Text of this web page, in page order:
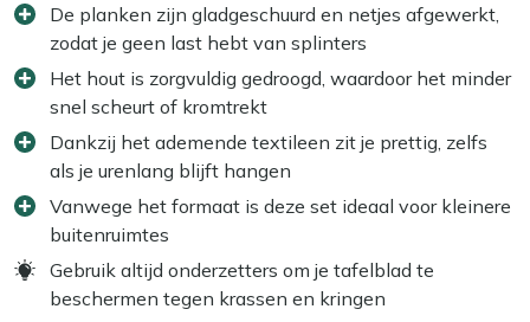
De planken zijn gladgeschuurd en netjes afgewerkt,
zodat je geen last hebt van splinters
Het hout is zorgvuldig gedroogd, waardoor het minder
snel scheurt of kromtrekt
Dankzij het ademende textileen zit je prettig, zelfs
als je urenlang blijft hangen
Vanwege het formaat is deze set ideaal voor kleinere
buitenruimtes
Gebruik altijd onderzetters om je tafelblad te
beschermen tegen krassen en kringen